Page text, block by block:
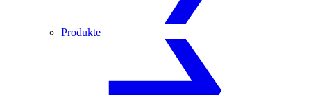
Produkte